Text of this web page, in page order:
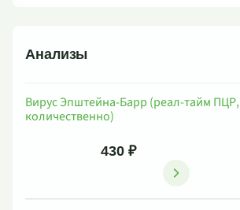
Анализы
Вирус Эпштейна-Барр (реал-тайм ПЦР,
количественно)
430 ₽